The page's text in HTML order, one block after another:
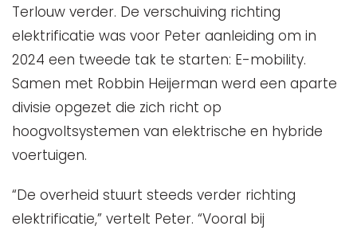
Terlouw verder. De verschuiving richting
elektrificatie was voor Peter aanleiding om in
2024 een tweede tak te starten: E-mobility.
Samen met Robbin Heijerman werd een aparte
divisie opgezet die zich richt op
hoogvoltsystemen van elektrische en hybride
voertuigen.
“De overheid stuurt steeds verder richting
elektrificatie,” vertelt Peter. “Vooral bij